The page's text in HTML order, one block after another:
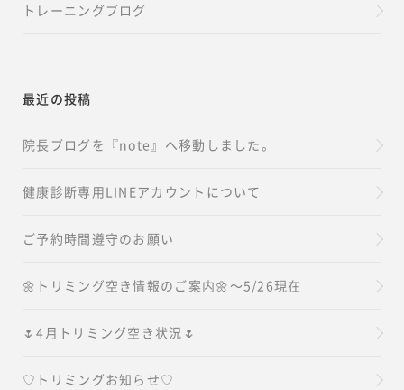
トレーニングブログ
最近の投稿
院長ブログを『note』へ移動しました。
健康診断専用LINEアカウントについて
ご予約時間遵守のお願い
🌼トリミング空き情報のご案内🌼～5/26現在
🌷4月トリミング空き状況🌷
♡トリミングお知らせ♡